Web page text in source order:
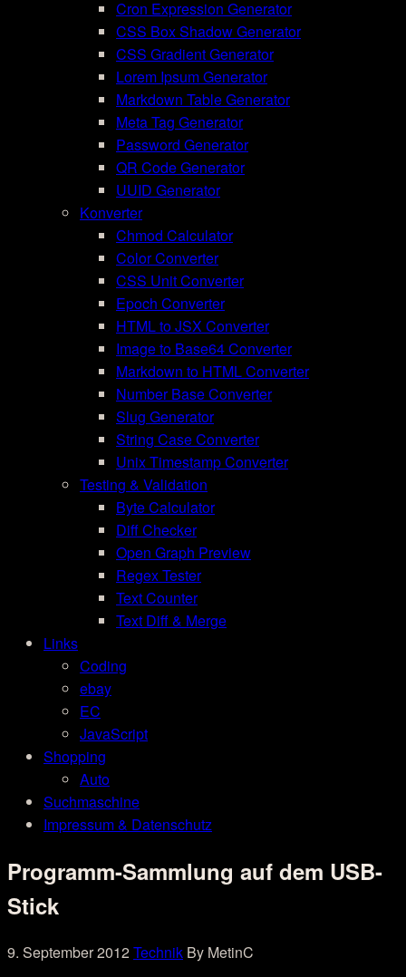
Cron Expression Generator
CSS Box Shadow Generator
CSS Gradient Generator
Lorem Ipsum Generator
Markdown Table Generator
Meta Tag Generator
Password Generator
QR Code Generator
UUID Generator
Konverter
Chmod Calculator
Color Converter
CSS Unit Converter
Epoch Converter
HTML to JSX Converter
Image to Base64 Converter
Markdown to HTML Converter
Number Base Converter
Slug Generator
String Case Converter
Unix Timestamp Converter
Testing & Validation
Byte Calculator
Diff Checker
Open Graph Preview
Regex Tester
Text Counter
Text Diff & Merge
Links
Coding
ebay
EC
JavaScript
Shopping
Auto
Suchmaschine
Impressum & Datenschutz
Programm-Sammlung auf dem USB-
Stick
9. September 2012Technik By MetinC